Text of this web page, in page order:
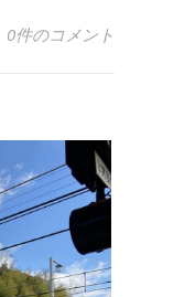
0件のコメント